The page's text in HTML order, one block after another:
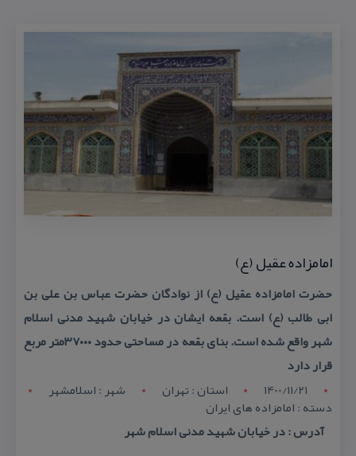
امامزاده عقیل (ع)
حضرت امامزاده عقیل (ع) از نوادگان حضرت عباس بن علی بن
ابی طالب (ع) است. بقعه ایشان در خیابان شهید مدنی اسلام
شهر واقع شده است. بنای بقعه در مساحتی حدود ۳۷۰۰۰متر مربع
قرار دارد
1400/11/21
استان : تهران شهر : اسلامشهر
دسته : امامزاده های ایران
آدرس : در خیابان شهید مدنی اسلام شهر